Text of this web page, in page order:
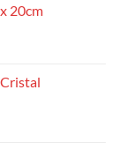
20cm